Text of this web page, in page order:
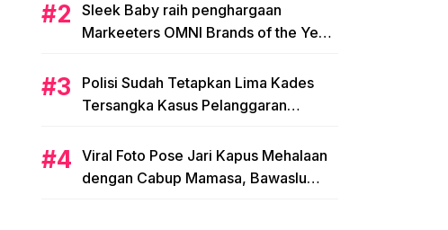
Sleek Baby raih penghargaan
Markeeters OMNI Brands of the Year
Polisi Sudah Tetapkan Lima Kades
Tersangka Kasus Pelanggaran
Viral Foto Pose Jari Kapus Mehalaan
dengan Cabup Mamasa, Bawaslu